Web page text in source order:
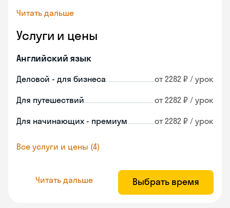
Читать дальше
Услуги и цены
Английский язык
Деловой - для бизнеса от 2282 ₽ / урок
Для путешествий от 2282 ₽ / урок
Для начинающих - премиум от 2282 ₽ / урок
Все услуги и цены (4)
Читать дальше Выбрать время